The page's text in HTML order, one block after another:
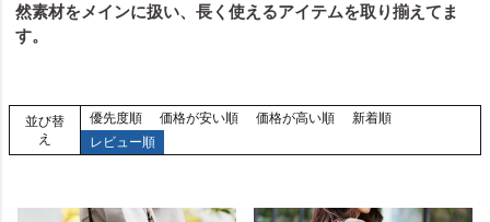
然素材をメインに扱い、長く使えるアイテムを取り揃えてま
す。
並び替
え
優先度順 価格が安い順 価格が高い順
新着順
レビュー順